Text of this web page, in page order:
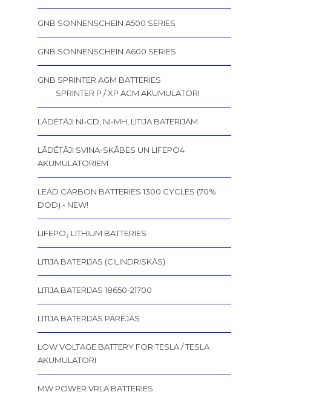
GNB SONNENSCHEIN A500 SERIES
GNB SONNENSCHEIN A600 SERIES
GNB SPRINTER AGM BATTERIES
SPRINTER P / XP AGM AKUMULATORI
LĀDĒTĀJI NI-CD, NI-MH, LITIJA BATERIJĀM
LĀDĒTĀJI SVINA-SKĀBES UN LIFEPO4
AKUMULATORIEM
LEAD CARBON BATTERIES 1300 CYCLES (70%
DOD) - NEW!
LIFEPO₄ LITHIUM BATTERIES
LITIJA BATERIJAS (CILINDRISKĀS)
LITIJA BATERIJAS 18650-21700
LITIJA BATERIJAS PĀRĒJĀS
LOW VOLTAGE BATTERY FOR TESLA / TESLA
AKUMULATORI
MW POWER VRLA BATTERIES